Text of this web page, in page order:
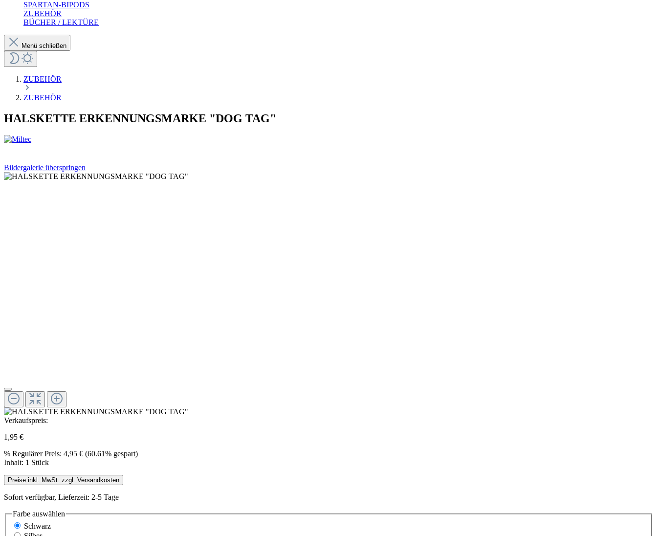
SPARTAN-BIPODS
ZUBEHÖR
BÜCHER / LEKTÜRE
Menü schließen
ZUBEHÖR
ZUBEHÖR
HALSKETTE ERKENNUNGSMARKE "DOG TAG"
Bildergalerie überspringen
Verkaufspreis:
1,95 €
% Regulärer Preis: 4,95 € (60.61% gespart)
Inhalt: 1 Stück
Preise inkl. MwSt. zzgl. Versandkosten
Sofort verfügbar, Lieferzeit: 2-5 Tage
Farbe auswählen
Schwarz